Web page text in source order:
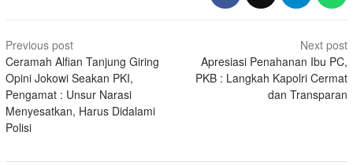
Post
navigation
Previous post
Ceramah Alfian Tanjung Giring
Opini Jokowi Seakan PKI,
Pengamat : Unsur Narasi
Menyesatkan, Harus Didalami
Polisi
Next post
Apresiasi Penahanan Ibu PC,
PKB : Langkah Kapolri Cermat
dan Transparan